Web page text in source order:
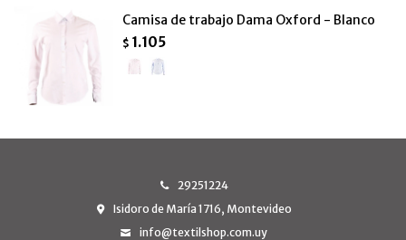
Camisa de trabajo Dama Oxford - Blanco
$ 1.105
29251224
Isidoro de María 1716, Montevideo
info@textilshop.com.uy